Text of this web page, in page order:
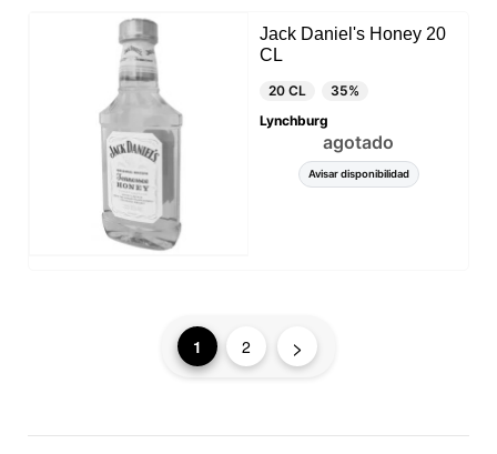
Jack Daniel's Honey 20
CL
20 CL
35%
Lynchburg
agotado
Avisar disponibilidad
1 2 >